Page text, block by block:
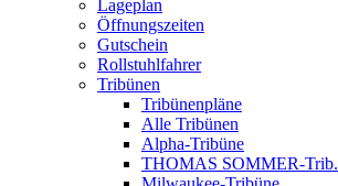
Lageplan
Öffnungszeiten
Gutschein
Rollstuhlfahrer
Tribünen
Tribünenpläne
Alle Tribünen
Alpha-Tribüne
THOMAS SOMMER-Trib.